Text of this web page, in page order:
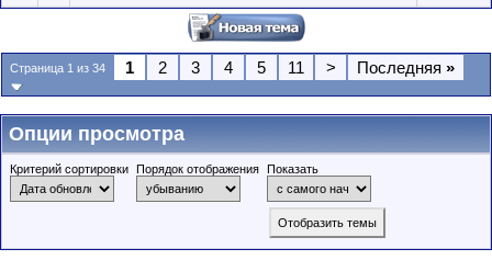
Страница 1 из 34 1 2 3 4 5 11 > Последняя »
Опции просмотра
Критерий сортировки Порядок отображения Показать